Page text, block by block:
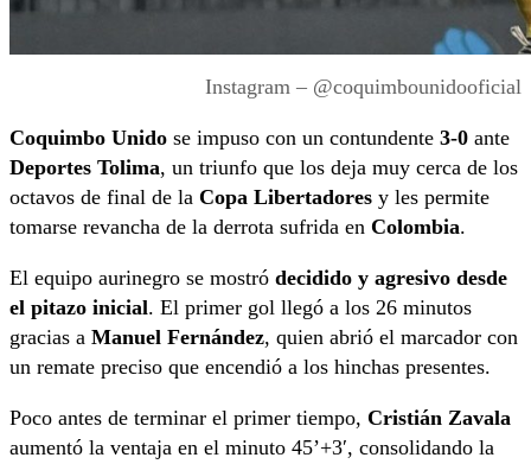
Instagram – @coquimbounidooficial
Coquimbo Unido se impuso con un contundente 3-0 ante
Deportes Tolima, un triunfo que los deja muy cerca de los
octavos de final de la Copa Libertadores y les permite
tomarse revancha de la derrota sufrida en Colombia.
El equipo aurinegro se mostró decidido y agresivo desde
el pitazo inicial. El primer gol llegó a los 26 minutos
gracias a Manuel Fernández, quien abrió el marcador con
un remate preciso que encendió a los hinchas presentes.
Poco antes de terminar el primer tiempo, Cristián Zavala
aumentó la ventaja en el minuto 45’+3′, consolidando la